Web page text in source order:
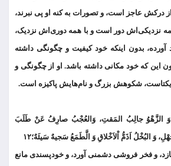
عاجز است، و تصورات به کنه او پی نبرند،
همه نزدیکی‌اش دور است و با همه دوری‌اش نزدیک،
بدون اینکه خود کیفیت و چگونگی داشته
این که خود مکانی داشته باشد. او از چگونگی و
یکتاست، شکوهش بزرگ و نام‌هایش پاکیزه است.
وَ الزَّهْوُ جالِبُ المَقتِ، وَالعُجْبُ صارِفُ عَنْ طَلَبَ
وَ البُخْلُ اَذَمُّ اْلاَخْلاقِ وَ الَّطَمَعُ سَجیهٌ سَیئَهٌ؛۱۲
و فخر فروشی دشمنی آورد، و خودپسندی مانع